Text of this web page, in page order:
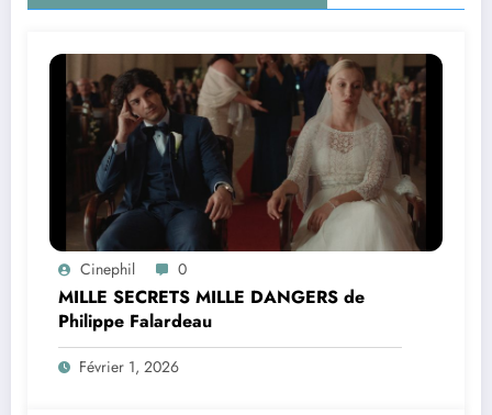
Cinephil 0
MILLE SECRETS MILLE DANGERS de
Philippe Falardeau
Février 1, 2026